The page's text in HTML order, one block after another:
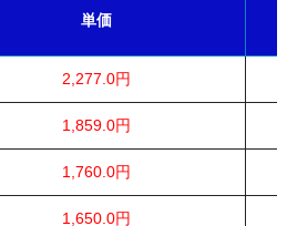
単価
2,277.0円
1,859.0円
1,760.0円
1,650.0円